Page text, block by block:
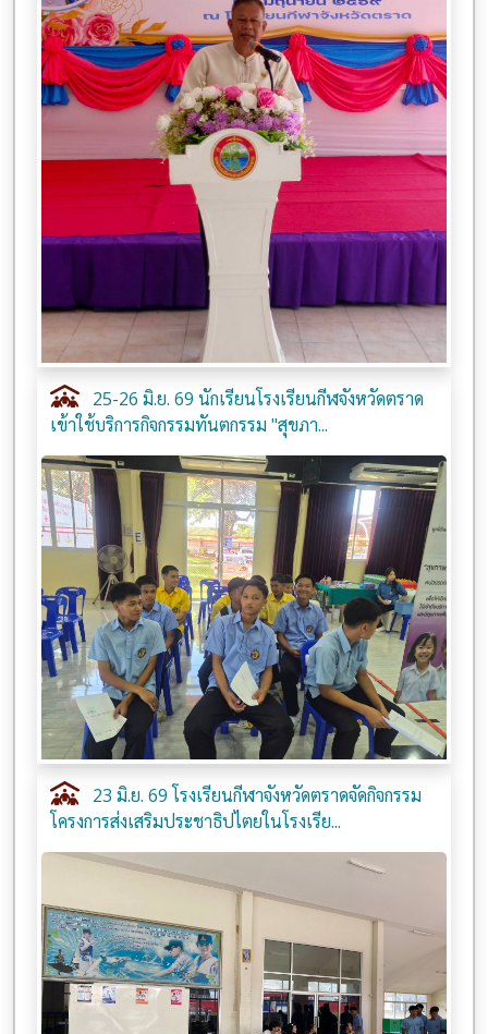
25-26 มิ.ย. 69 นักเรียนโรงเรียนกีฬจังหวัดตราด
เข้าใช้บริการกิจกรรมทันตกรรม "สุขภา...
23 มิ.ย. 69 โรงเรียนกีฬาจังหวัดตราดจัดกิจกรรม
โครงการส่งเสริมประชาธิปไตยในโรงเรีย...